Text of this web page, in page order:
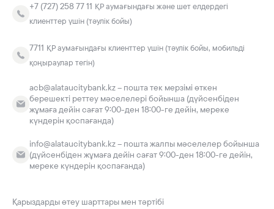
+7 (727) 258 77 11 ҚР аумағындағы және шет елдердегі
клиенттер үшін (тәулік бойы)
7711 ҚР аумағындағы клиенттер үшін (тәулік бойы, мобильді
қоңыраулар тегін)
acb@alataucitybank.kz – пошта тек мерзімі өткен
берешекті реттеу мәселелері бойынша (дүйсенбіден
жұмаға дейін сағат 9:00-ден 18:00-ге дейін, мереке
күндерін қоспағанда)
info@alataucitybank.kz – пошта жалпы мәселелер бойынша
(дүйсенбіден жұмаға дейін сағат 9:00-ден 18:00-ге дейін,
мереке күндерін қоспағанда)
Қарыздарды өтеу шарттары мен тәртібі